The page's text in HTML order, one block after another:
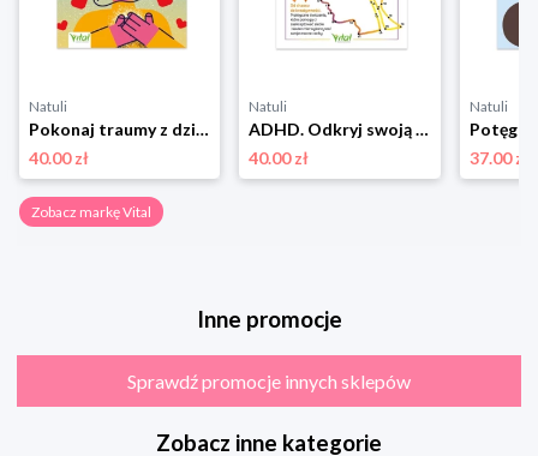
Natuli
Pokonaj traumy z dzieciństwa Vital
40.00 zł
Natuli
ADHD. Odkryj swoją supermoc. Od chaosu do kreatywności Vital
40.00 zł
Natuli
37.00 zł
Zobacz markę Vital
Inne promocje
Sprawdź promocje innych sklepów
Zobacz inne kategorie